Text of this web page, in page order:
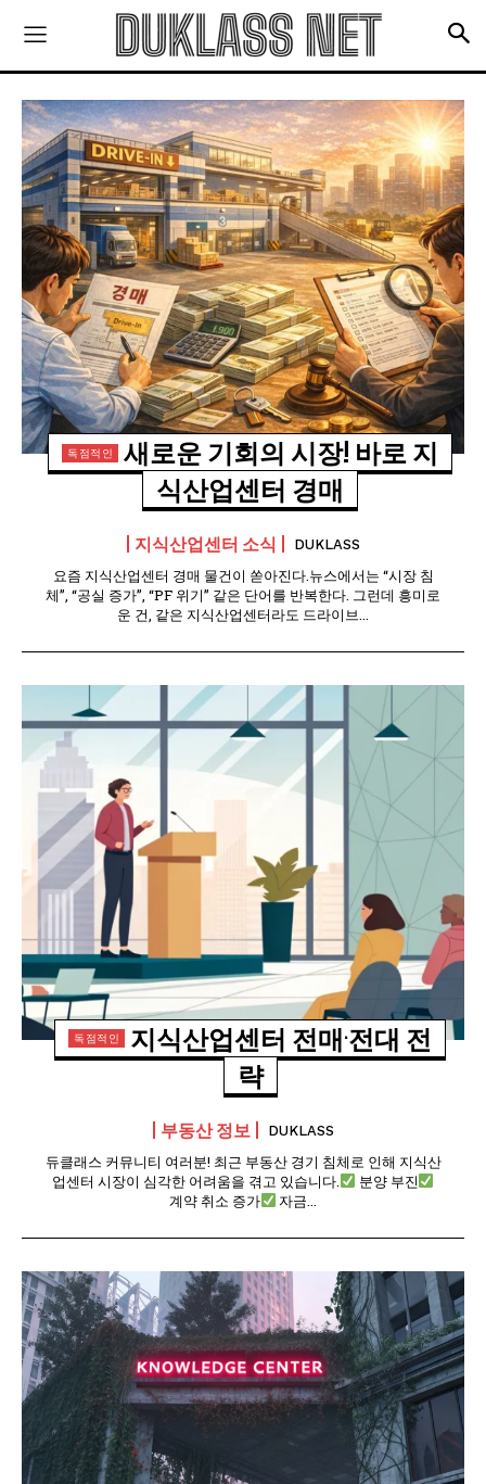
새로운 기회의 시장! 바로 지
식산업센터 경매
지식산업센터 소식 DUKLASS
요즘 지식산업센터 경매 물건이 쏟아진다.뉴스에서는 “시장 침
체”, “공실 증가”, “PF 위기” 같은 단어를 반복한다. 그런데 흥미로
운 건, 같은 지식산업센터라도 드라이브...
지식산업센터 전매·전대 전
략
부동산 정보 DUKLASS
듀클래스 커뮤니티 여러분! 최근 부동산 경기 침체로 인해 지식산
업센터 시장이 심각한 어려움을 겪고 있습니다.
분양 부진
계약 취소 증가
자금...